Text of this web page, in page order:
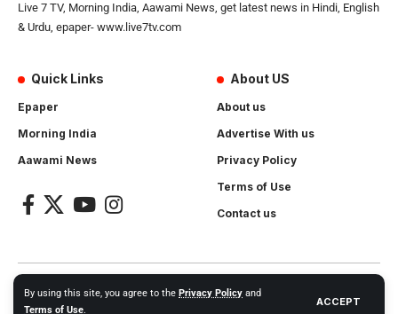
By using this site, you agree to the Privacy Policy and
Terms of Use.
ACCEPT
Live 7 TV, Morning India, Aawami News, get latest news in Hindi, English
& Urdu, epaper- www.live7tv.com
Quick Links
Epaper
Morning India
Aawami News
About US
About us
Advertise With us
Privacy Policy
Terms of Use
Contact us
2024- All Rights Reserved.Live 7 tv. Website Created by and